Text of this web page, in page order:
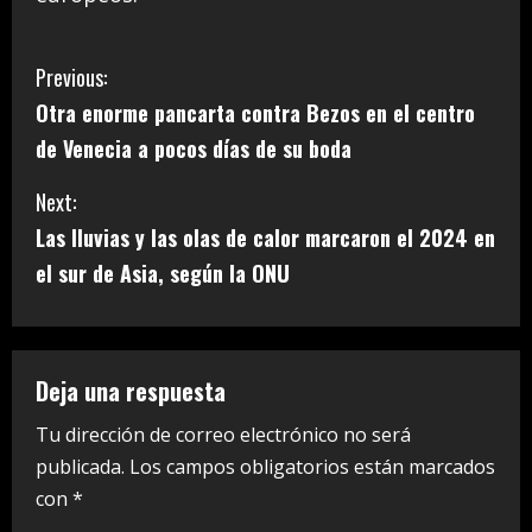
C
o
n
t
i
n
u
e
R
Previous:
Otra enorme pancarta contra Bezos en el centro
de Venecia a pocos días de su boda
Next:
Las lluvias y las olas de calor marcaron el 2024 en
el sur de Asia, según la ONU
Deja una respuesta
Tu dirección de correo electrónico no será
publicada. Los campos obligatorios están marcados
con *